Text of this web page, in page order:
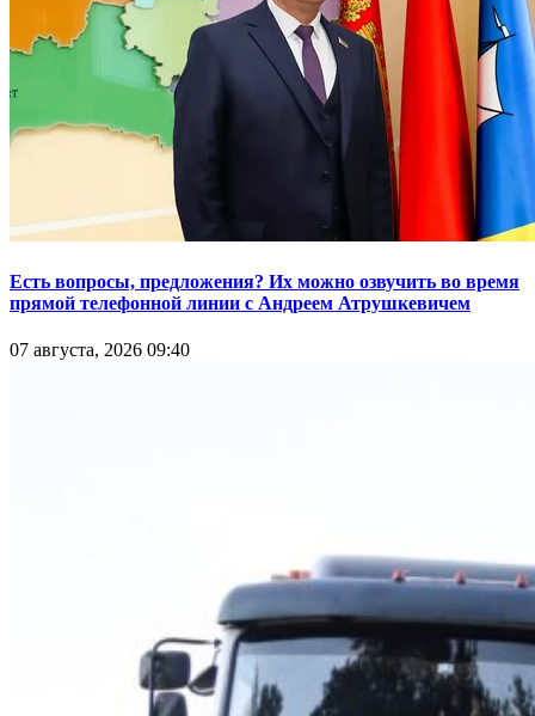
Есть вопросы, предложения? Их можно озвучить во время
прямой телефонной линии с Андреем Атрушкевичем
07 августа, 2026 09:40